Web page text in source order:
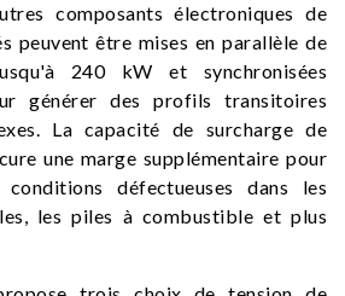
composants électroniques de
peuvent être mises en parallèle de
240 kW et synchronisées
générer des profils transitoires
La capacité de surcharge de
une marge supplémentaire pour
défectueuses dans les
les piles à combustible et plus